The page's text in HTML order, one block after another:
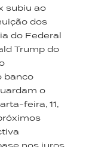
subiu ao
dos
do Federal
Trump do
banco
o
feira, 11,